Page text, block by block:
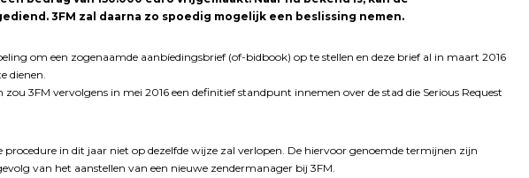
3FM zal daarna zo spoedig mogelijk een beslissing nemen.
om een zogenaamde aanbíedingsbrief (of-bidbook) op te stellen en deze brief al in maart 2016
dienen.
3FM vervolgens in mei 2016 een definitief standpunt innemen over de stad die Serious Request
in dit jaar niet op dezelfde wijze zal verlopen. De hiervoor genoemde termijnen zijn
van het aanstellen van een nieuwe zendermanager bij 3FM.